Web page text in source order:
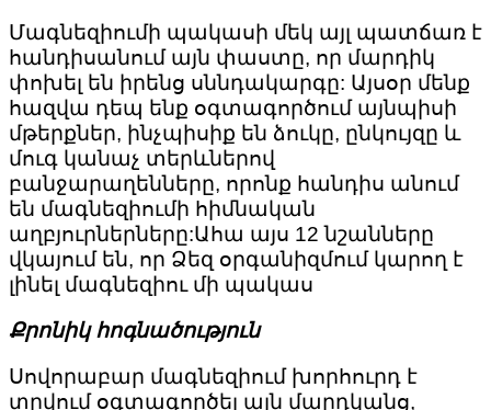
Մագնեզիումի պակասի մեկ այլ պատճառ է
հանդիսանում այն փաստը, որ մարդիկ
փոխել են իրենց սննդակարգը: Այսօր մենք
հազվա դեպ ենք օգտագործում այնպիսի
մթերքներ, ինչպիսիք են ձուկը, ընկույզը և
մուգ կանաչ տերևներով
բանջարաղենները, որոնք հանդիս անում
են մագնեզիումի հիմնական
աղբյուրներները:Ահա այս 12 նշանները
վկայում են, որ Ձեզ օրգանիզմում կարող է
լինել մագնեզիու մի պակաս
Քրոնիկ հոգնածություն
Սովորաբար մագնեզիում խորհուրդ է
տրվում օգտագործել այն մարդկանց,